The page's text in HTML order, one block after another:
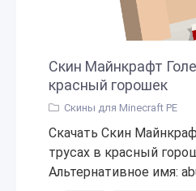
Скин Майнкрафт
красный горошек
Скины для Minecraft PE
Скачать Скин
трусах в красный
Альтернативное имя: